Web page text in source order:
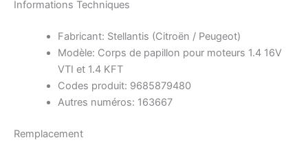
Informations Techniques
Fabricant: Stellantis (Citroën / Peugeot)
Modèle: Corps de papillon pour moteurs 1.4 16V
VTI et 1.4 KFT
Codes produit: 9685879480
Autres numéros: 163667
Remplacement